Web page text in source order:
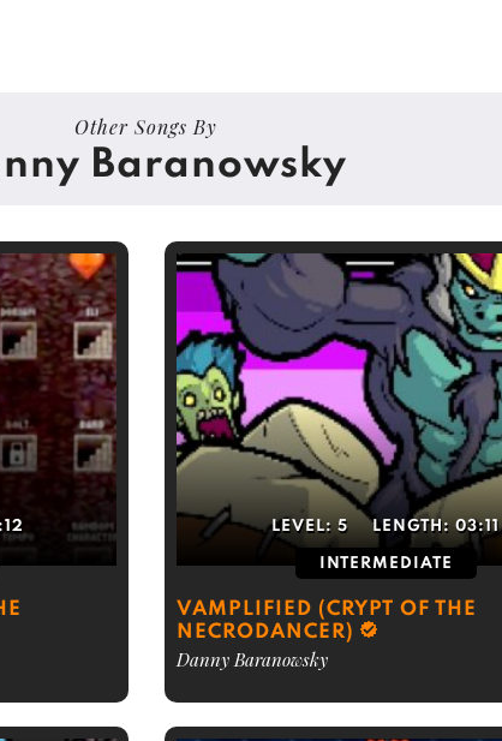
Other Songs By
Baranowsky
LEVEL:5 LENGTH:03:11
INTERMEDIATE
VAMPLIFIED (CRYPT OF THE
NECRODANCER)
Danny Baranowsky